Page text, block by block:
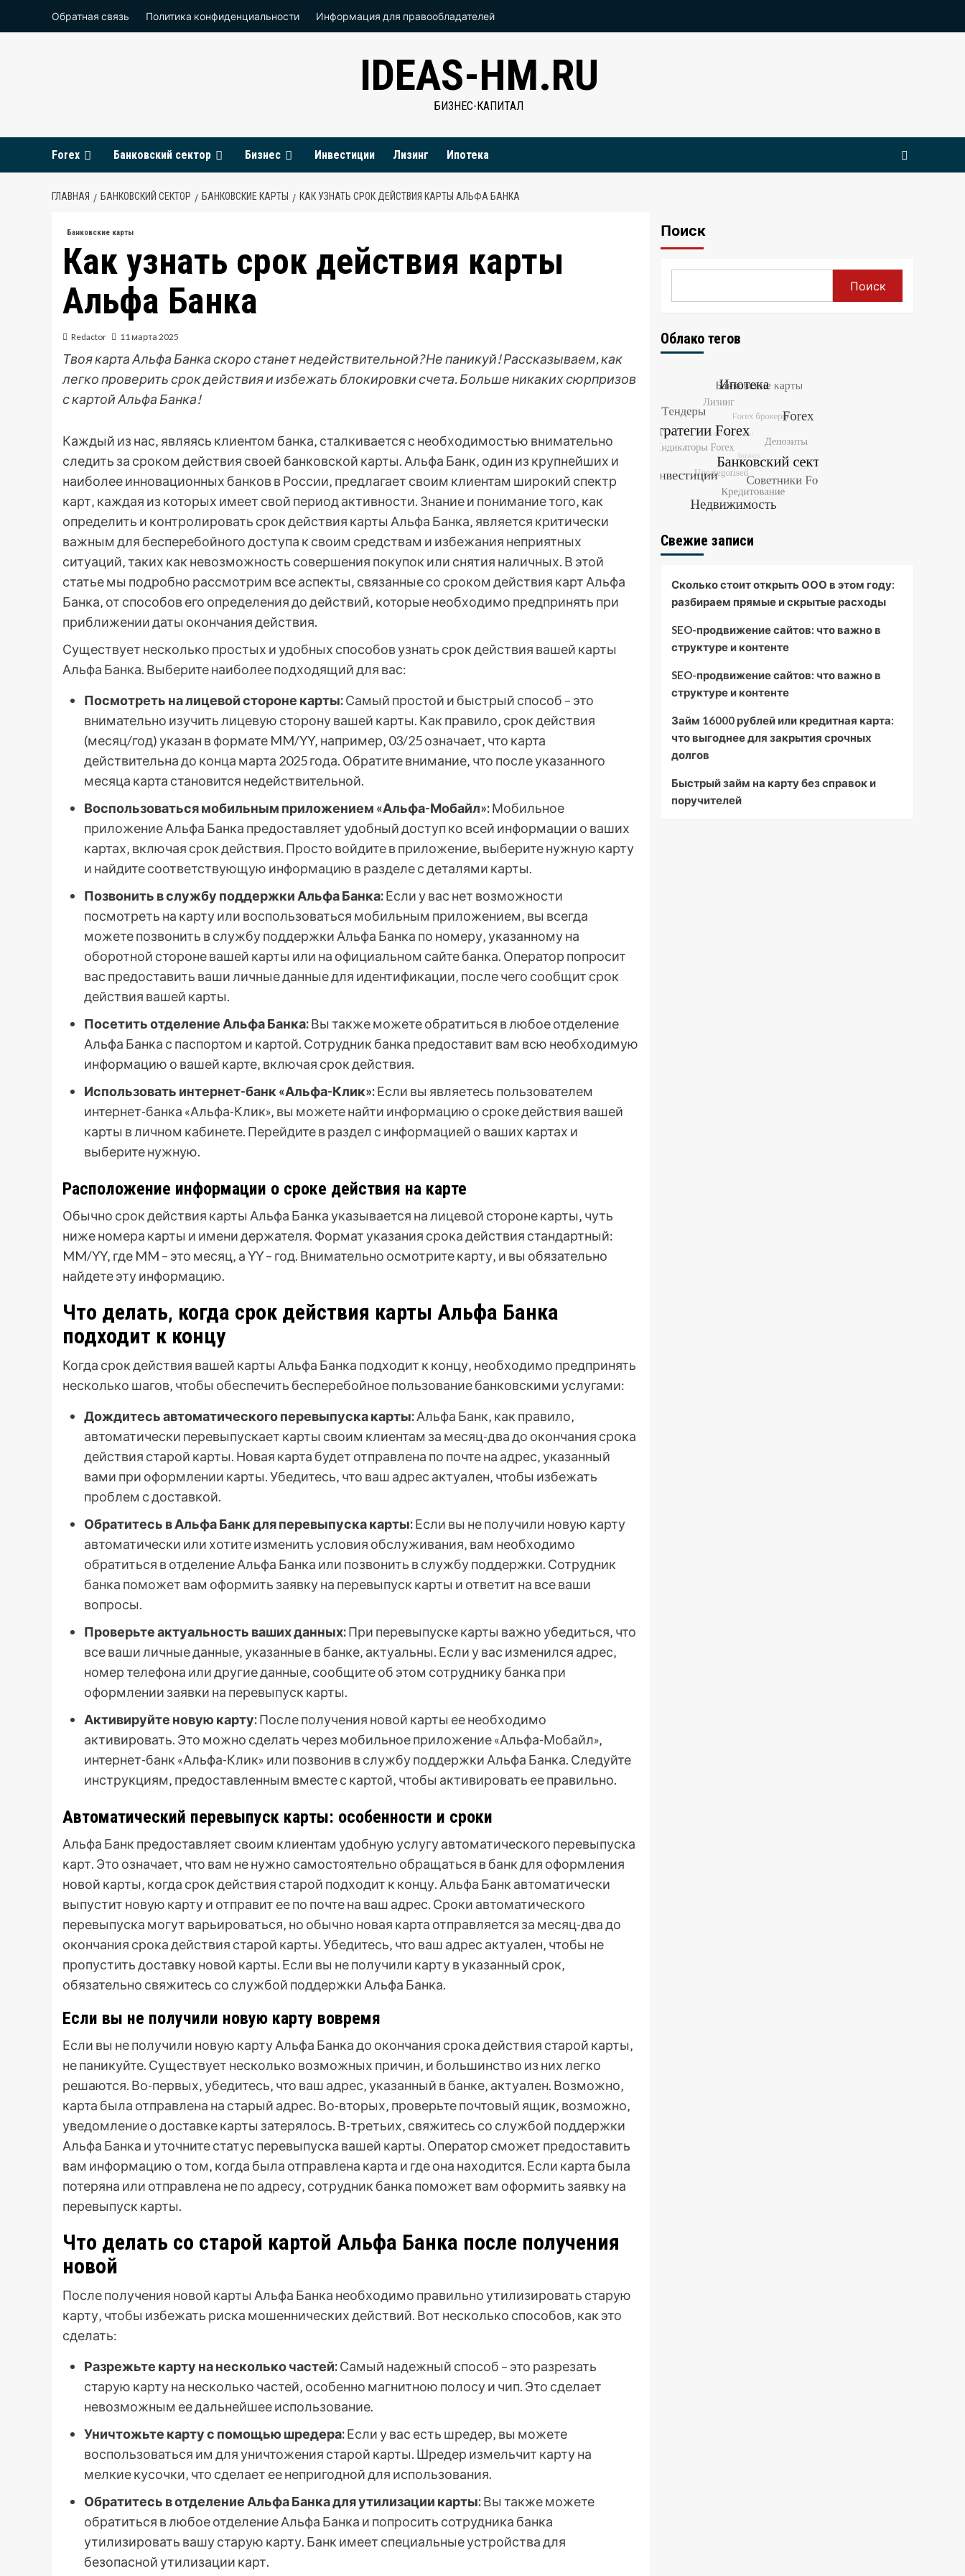
Обратная связь Политика конфиденциальности Информация для правообладателей
IDEAS-HM.RU
БИЗНЕС-КАПИТАЛ
Forex Банковский сектор Бизнес Инвестиции Лизинг Ипотека
ГЛАВНАЯ БАНКОВСКИЙ СЕКТОР БАНКОВСКИЕ КАРТЫ КАК УЗНАТЬ СРОК ДЕЙСТВИЯ КАРТЫ АЛЬФА БАНКА
Банковские карты
Как узнать срок действия карты
Альфа Банка
Redactor 11 марта 2025
Твоя карта Альфа Банка скоро станет недействительной? Не паникуй! Рассказываем, как
легко проверить срок действия и избежать блокировки счета. Больше никаких сюрпризов
с картой Альфа Банка!
Каждый из нас‚ являясь клиентом банка‚ сталкивается с необходимостью внимательно
следить за сроком действия своей банковской карты. Альфа Банк‚ один из крупнейших и
наиболее инновационных банков в России‚ предлагает своим клиентам широкий спектр
карт‚ каждая из которых имеет свой период активности. Знание и понимание того‚ как
определить и контролировать срок действия карты Альфа Банка‚ является критически
важным для бесперебойного доступа к своим средствам и избежания неприятных
ситуаций‚ таких как невозможность совершения покупок или снятия наличных. В этой
статье мы подробно рассмотрим все аспекты‚ связанные со сроком действия карт Альфа
Банка‚ от способов его определения до действий‚ которые необходимо предпринять при
приближении даты окончания действия.
Существует несколько простых и удобных способов узнать срок действия вашей карты
Альфа Банка. Выберите наиболее подходящий для вас:
Посмотреть на лицевой стороне карты:Самый простой и быстрый способ – это
внимательно изучить лицевую сторону вашей карты. Как правило‚ срок действия
(месяц/год) указан в формате MM/YY‚ например‚ 03/25 означает‚ что карта
действительна до конца марта 2025 года. Обратите внимание‚ что после указанного
месяца карта становится недействительной.
Воспользоваться мобильным приложением «Альфа-Мобайл»:Мобильное
приложение Альфа Банка предоставляет удобный доступ ко всей информации о ваших
картах‚ включая срок действия. Просто войдите в приложение‚ выберите нужную карту
и найдите соответствующую информацию в разделе с деталями карты.
Позвонить в службу поддержки Альфа Банка:Если у вас нет возможности
посмотреть на карту или воспользоваться мобильным приложением‚ вы всегда
можете позвонить в службу поддержки Альфа Банка по номеру‚ указанному на
оборотной стороне вашей карты или на официальном сайте банка. Оператор попросит
вас предоставить ваши личные данные для идентификации‚ после чего сообщит срок
действия вашей карты.
Посетить отделение Альфа Банка:Вы также можете обратиться в любое отделение
Альфа Банка с паспортом и картой. Сотрудник банка предоставит вам всю необходимую
информацию о вашей карте‚ включая срок действия.
Использовать интернет-банк «Альфа-Клик»:Если вы являетесь пользователем
интернет-банка «Альфа-Клик»‚ вы можете найти информацию о сроке действия вашей
карты в личном кабинете. Перейдите в раздел с информацией о ваших картах и
выберите нужную.
Расположение информации о сроке действия на карте
Обычно срок действия карты Альфа Банка указывается на лицевой стороне карты‚ чуть
ниже номера карты и имени держателя. Формат указания срока действия стандартный:
MM/YY‚ где MM – это месяц‚ а YY – год. Внимательно осмотрите карту‚ и вы обязательно
найдете эту информацию.
Что делать‚ когда срок действия карты Альфа Банка
подходит к концу
Когда срок действия вашей карты Альфа Банка подходит к концу‚ необходимо предпринять
несколько шагов‚ чтобы обеспечить бесперебойное пользование банковскими услугами:
Дождитесь автоматического перевыпуска карты:Альфа Банк‚ как правило‚
автоматически перевыпускает карты своим клиентам за месяц-два до окончания срока
действия старой карты. Новая карта будет отправлена по почте на адрес‚ указанный
вами при оформлении карты. Убедитесь‚ что ваш адрес актуален‚ чтобы избежать
проблем с доставкой.
Обратитесь в Альфа Банк для перевыпуска карты:Если вы не получили новую карту
автоматически или хотите изменить условия обслуживания‚ вам необходимо
обратиться в отделение Альфа Банка или позвонить в службу поддержки. Сотрудник
банка поможет вам оформить заявку на перевыпуск карты и ответит на все ваши
вопросы.
Проверьте актуальность ваших данных:При перевыпуске карты важно убедиться‚ что
все ваши личные данные‚ указанные в банке‚ актуальны. Если у вас изменился адрес‚
номер телефона или другие данные‚ сообщите об этом сотруднику банка при
оформлении заявки на перевыпуск карты.
Активируйте новую карту:После получения новой карты ее необходимо
активировать. Это можно сделать через мобильное приложение «Альфа-Мобайл»‚
интернет-банк «Альфа-Клик» или позвонив в службу поддержки Альфа Банка. Следуйте
инструкциям‚ предоставленным вместе с картой‚ чтобы активировать ее правильно.
Автоматический перевыпуск карты: особенности и сроки
Альфа Банк предоставляет своим клиентам удобную услугу автоматического перевыпуска
карт. Это означает‚ что вам не нужно самостоятельно обращаться в банк для оформления
новой карты‚ когда срок действия старой подходит к концу. Альфа Банк автоматически
выпустит новую карту и отправит ее по почте на ваш адрес. Сроки автоматического
перевыпуска могут варьироваться‚ но обычно новая карта отправляется за месяц-два до
окончания срока действия старой карты. Убедитесь‚ что ваш адрес актуален‚ чтобы не
пропустить доставку новой карты. Если вы не получили карту в указанный срок‚
обязательно свяжитесь со службой поддержки Альфа Банка.
Если вы не получили новую карту вовремя
Если вы не получили новую карту Альфа Банка до окончания срока действия старой карты‚
не паникуйте. Существует несколько возможных причин‚ и большинство из них легко
решаются. Во-первых‚ убедитесь‚ что ваш адрес‚ указанный в банке‚ актуален. Возможно‚
карта была отправлена на старый адрес. Во-вторых‚ проверьте почтовый ящик‚ возможно‚
уведомление о доставке карты затерялось. В-третьих‚ свяжитесь со службой поддержки
Альфа Банка и уточните статус перевыпуска вашей карты. Оператор сможет предоставить
вам информацию о том‚ когда была отправлена карта и где она находится. Если карта была
потеряна или отправлена не по адресу‚ сотрудник банка поможет вам оформить заявку на
перевыпуск карты.
Что делать со старой картой Альфа Банка после получения
новой
После получения новой карты Альфа Банка необходимо правильно утилизировать старую
карту‚ чтобы избежать риска мошеннических действий. Вот несколько способов‚ как это
сделать:
Разрежьте карту на несколько частей:Самый надежный способ – это разрезать
старую карту на несколько частей‚ особенно магнитною полосу и чип. Это сделает
невозможным ее дальнейшее использование.
Уничтожьте карту с помощью шредера:Если у вас есть шредер‚ вы можете
воспользоваться им для уничтожения старой карты. Шредер измельчит карту на
мелкие кусочки‚ что сделает ее непригодной для использования.
Обратитесь в отделение Альфа Банка для утилизации карты:Вы также можете
обратиться в любое отделение Альфа Банка и попросить сотрудника банка
утилизировать вашу старую карту. Банк имеет специальные устройства для
безопасной утилизации карт.
Поиск
Поиск
Облако тегов
Свежие записи
Сколько стоит открыть ООО в этом году:
разбираем прямые и скрытые расходы
SEO-продвижение сайтов: что важно в
структуре и контенте
SEO-продвижение сайтов: что важно в
структуре и контенте
Займ 16000 рублей или кредитная карта:
что выгоднее для закрытия срочных
долгов
Быстрый займ на карту без справок и
поручителей